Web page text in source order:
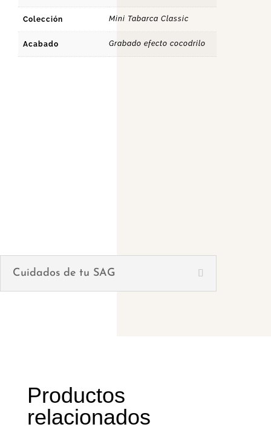
Colección Mini Tabarca Classic
Acabado Grabado efecto cocodrilo
Cuidados de tu SAG
Productos
relacionados